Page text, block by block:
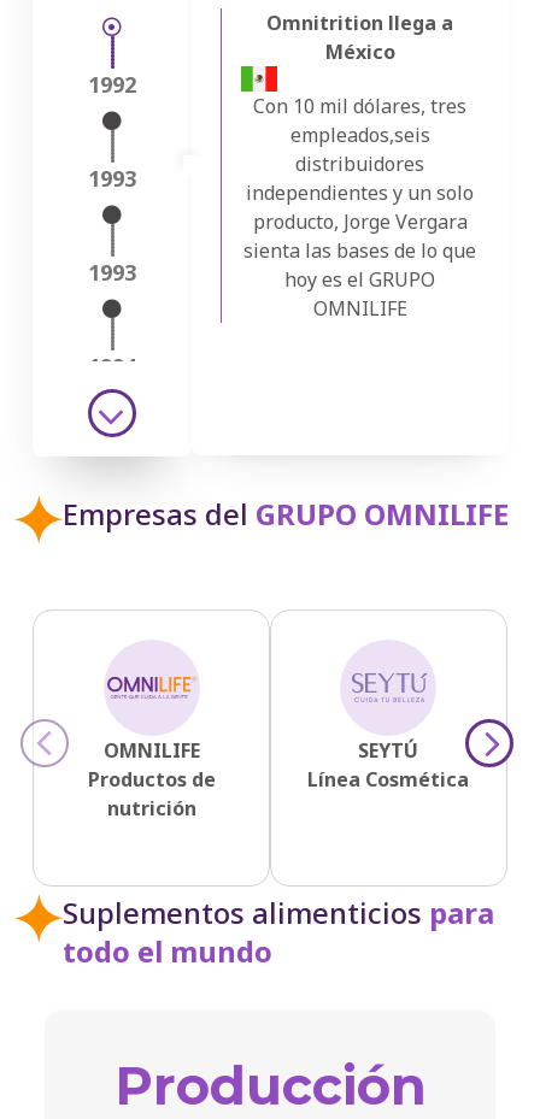
1992
1993
1993
1994
1994
1995
1995
2000
‹
Omnitrition llega a
México
Con 10 mil dólares, tres
empleados,seis
distribuidores
independientes y un solo
producto, Jorge Vergara
sienta las bases de lo que
hoy es el GRUPO
OMNILIFE
Empresas del GRUPO OMNILIFE
OMNILIFE
Productos de
nutrición
SEYTÚ
Línea Cosmética
‹ ›
Suplementos alimenticios para
todo el mundo
Producción